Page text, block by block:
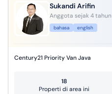
Sukandi Arifin
Anggota sejak 4
bahasa english
Century21 Priority Van Java
18
Properti di area ini